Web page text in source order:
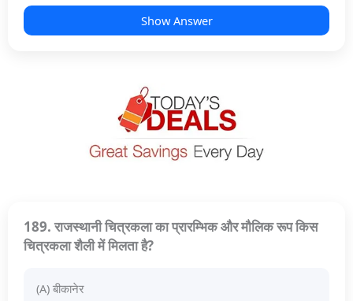
Show Answer
189. राजस्थानी चित्रकला का प्रारम्भिक और मौलिक रूप किस
चित्रकला शैली में मिलता है?
(A) बीकानेर